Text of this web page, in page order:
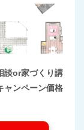
談or家づくり講
ャンペーン価格